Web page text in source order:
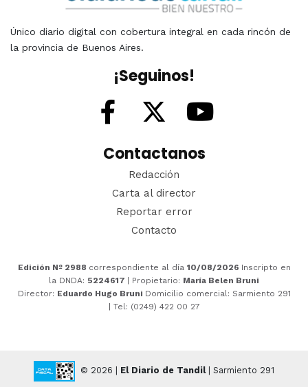
Único diario digital con cobertura integral en cada rincón de
la provincia de Buenos Aires.
¡Seguinos!
Contactanos
Redacción
Carta al director
Reportar error
Contacto
Edición Nº 2988 correspondiente al día 10/08/2026 Inscripto en
la DNDA: 5224617 | Propietario: María Belen Bruni
Director: Eduardo Hugo Bruni Domicilio comercial: Sarmiento 291
| Tel: (0249) 422 00 27
© 2026 | El Diario de Tandil| Sarmiento 291